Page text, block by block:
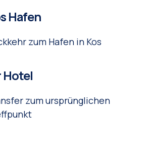
Hafen
zum Hafen in Kos
Hotel
zum ursprünglichen